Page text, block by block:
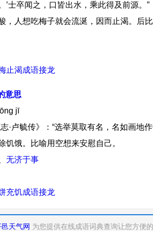
’士卒闻之，口皆出水，乘此得及前源。”
，人想吃梅子就会流涎，因而止渴。后
止渴成语接龙
意思
jī
·卢毓传》：“选举莫取有名，名如画地
饥饿。比喻用空想来安慰自己。
无济于事
充饥成语接龙
邑天气网 为您提供在线成语词典查询让您方便